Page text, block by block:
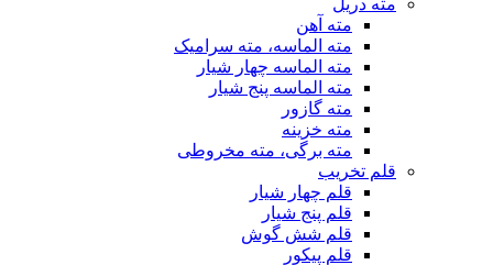
مته دریل
مته آهن
مته الماسه، مته سرامیک
مته الماسه چهار شیار
مته الماسه پنج شیار
مته گازور
مته خزینه
مته برگی، مته مخروطی
قلم تخریب
قلم چهار شیار
قلم پنج شیار
قلم شش گوش
قلم پیکور